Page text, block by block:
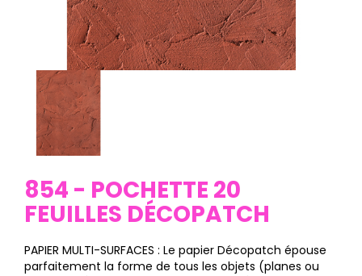
854 - POCHETTE 20
FEUILLES DÉCOPATCH
PAPIER MULTI-SURFACES : Le papier Décopatch épouse
parfaitement la forme de tous les objets (planes ou